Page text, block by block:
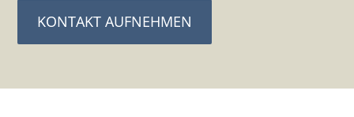
KONTAKT AUFNEHMEN